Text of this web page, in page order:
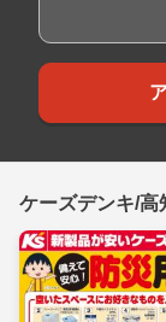
ケーズデンキ/高